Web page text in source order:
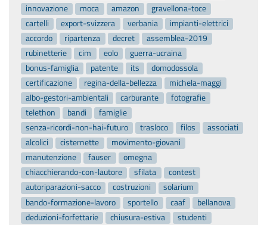
innovazione
moca amazon
gravellona-toce
cartelli
export-svizzera verbania
impianti-elettrici
accordo
ripartenza decret
assemblea-2019
rubinetterie
cim eolo
guerra-ucraina
bonus-famiglia
patente its
domodossola
certificazione
regina-della-bellezza
michela-maggi
albo-gestori-ambientali
carburante
fotografie
telethon
bandi
famiglie
senza-ricordi-non-hai-futuro
trasloco filos
associati
alcolici
cisternette
movimento-giovani
manutenzione
fauser
omegna
chiacchierando-con-lautore
sfilata
contest
autoriparazioni-sacco
costruzioni
solarium
bando-formazione-lavoro
sportello caaf
bellanova
deduzioni-forfettarie
chiusura-estiva
studenti